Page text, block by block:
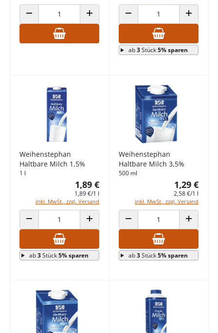
ANZAHL VERRINGERN ANZAHL ERHÖHENANZAHL VERRINGERN ANZAHL
ab3Stück5% sparen
Weihenstephan
Haltbare Milch 1,5%
1 l
1,89 €
1,89 €/1 l
inkl. MwSt., zzgl. Versand
ANZAHL VERRINGERN ANZAHL ERHÖHEN
ab3Stück5% sparen
Weihenstephan
Haltbare Milch 3,5%
500 ml
1,29 €
2,58 €/1 l
inkl. MwSt., zzgl. Versand
ANZAHL VERRINGERN ANZAHL
ab3Stück5% sparen